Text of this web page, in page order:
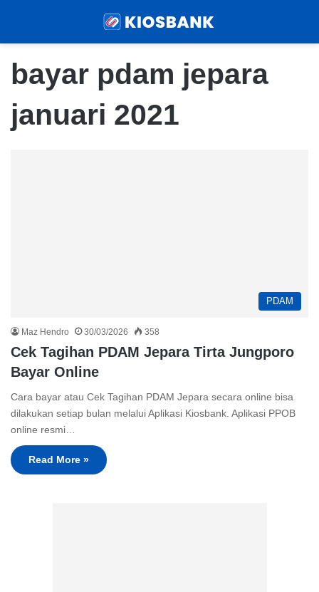
bayar pdam jepara
januari 2021
PDAM
Maz Hendro 30/03/2026 358
Cek Tagihan PDAM Jepara Tirta Jungporo
Bayar Online
Cara bayar atau Cek Tagihan PDAM Jepara secara online bisa
dilakukan setiap bulan melalui Aplikasi Kiosbank. Aplikasi PPOB
online resmi…
Read More »